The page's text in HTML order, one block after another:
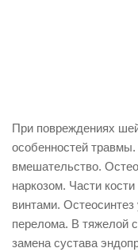
При повреждениях
особенностей
вмешательство.
наркозом. Части
винтами.
перелома. В тяжелой
замена сустава